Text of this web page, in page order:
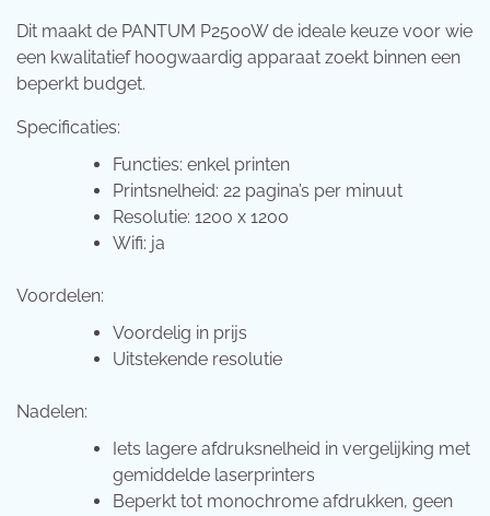
Dit maakt de PANTUM P2500W de ideale keuze voor wie
een kwalitatief hoogwaardig apparaat zoekt binnen een
beperkt budget.
Specificaties:
Functies: enkel printen
Printsnelheid: 22 pagina’s per minuut
Resolutie: 1200 x 1200
Wifi: ja
Voordelen:
Voordelig in prijs
Uitstekende resolutie
Nadelen:
Iets lagere afdruksnelheid in vergelijking met
gemiddelde laserprinters
Beperkt tot monochrome afdrukken, geen